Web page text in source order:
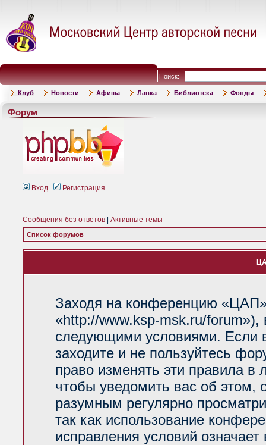
Поиск:
Клуб Новости Афиша Лавка Библиотека Фонды
Форум
Вход Регистрация
Сообщения без ответов Активные темы
Список форумов
Заходя на конференцию
«http://www.ksp-msk.ru/forum»),
следующими условиями. Если
заходите и не пользуйтесь
право изменять эти правила
чтобы уведомить вас об
разумным регулярно
так как использование
исправления условий